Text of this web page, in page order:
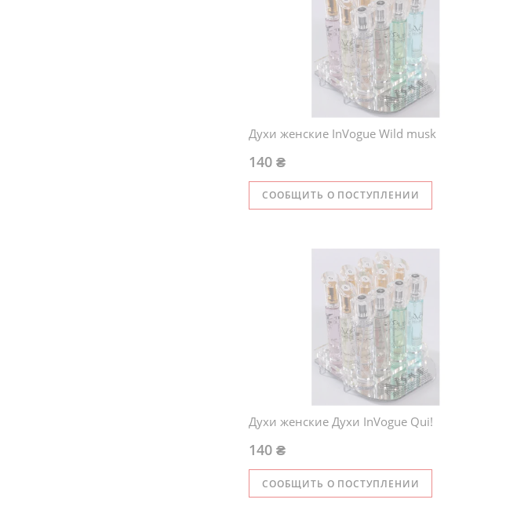
Духи женские InVogue Wild musk
СООБЩИТЬ О ПОСТУПЛЕНИИ
140 ₴
Духи женские Духи InVogue Qui!
СООБЩИТЬ О ПОСТУПЛЕНИИ
140 ₴